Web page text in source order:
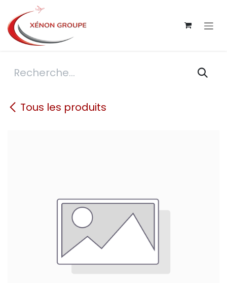
Se rendre au contenu
Tous les produits